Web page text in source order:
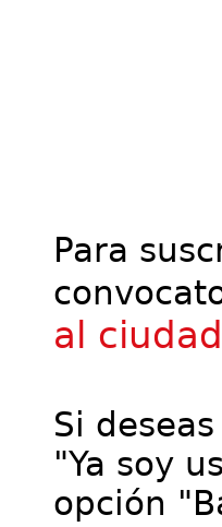
Para
al
Si
"Ya soy
opción